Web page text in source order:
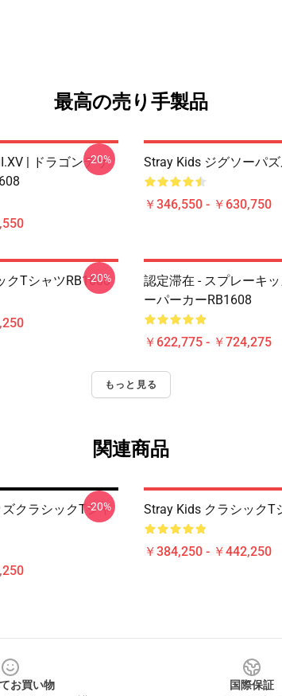
最高の売り手製品
| ドラゴンデザ
-20% Stray Kids ジグソーパ
￥346,550 - ￥630,750
クTシャツRB1608
-20%
認定滞在 - スプレーキ
ーパーカーRB1608
￥622,775 - ￥724,275
もっと見る
関連商品
ズクラシックTシャ
-20% Stray Kids クラシックT
￥384,250 - ￥442,250
お買い物
国際保証